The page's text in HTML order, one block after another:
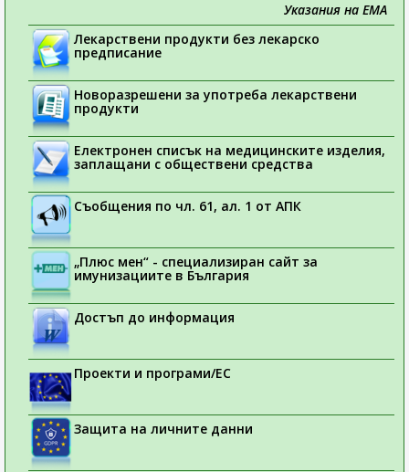
Указания на ЕМА
Лекарствени продукти без лекарско
предписание
Новоразрешени за употреба лекарствени
продукти
Електронен списък на медицинските изделия,
заплащани с обществени средства
Съобщения по чл. 61, ал. 1 от АПК
„Плюс мен“ - специализиран сайт за
имунизациите в България
Достъп до информация
Проекти и програми/ЕС
Защита на личните данни